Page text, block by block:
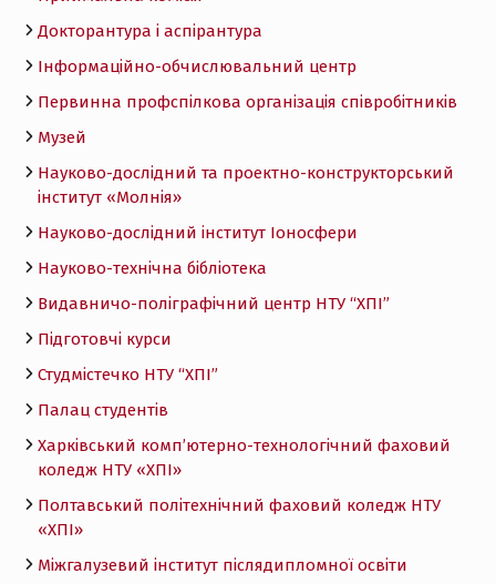
Докторантура і аспірантура
Інформаційно-обчислювальний центр
Первинна профспілкова організація співробітників
Музей
Науково-дослідний та проектно-конструкторський
інститут «Молнія»
Науково-дослідний інститут Іоносфери
Науково-технічна бібліотека
Видавничо-поліграфічний центр НТУ “ХПІ”
Підготовчі курси
Студмістечко НТУ “ХПІ”
Палац студентів
Харківський комп’ютерно-технологічний фаховий
коледж НТУ «ХПI»
Полтавський політехнічний фаховий коледж НТУ
«ХПI»
Міжгалузевий інститут післядипломної освіти